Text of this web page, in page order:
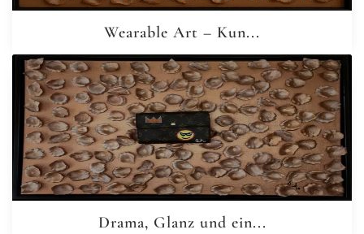
Wearable Art – Kun...
Drama, Glanz und ein...